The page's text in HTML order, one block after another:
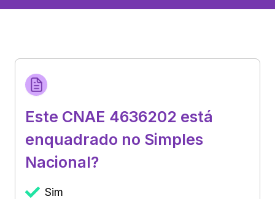
Este CNAE 4636202 está
enquadrado no Simples
Nacional?
Sim